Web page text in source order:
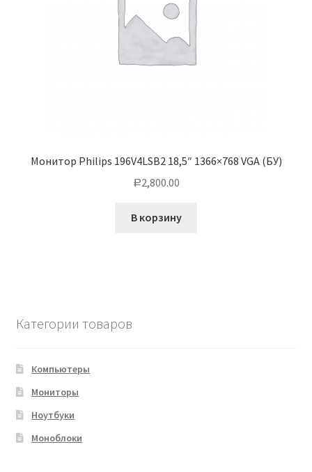
Монитор Philips 196V4LSB2 18,5″ 1366×768 VGA (БУ)
Р2,800.00
В корзину
Категории товаров
Компьютеры
Мониторы
Ноутбуки
Моноблоки